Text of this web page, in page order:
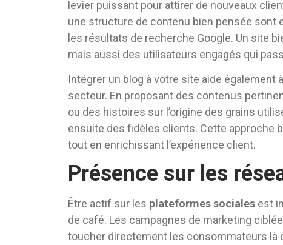
levier puissant pour attirer de nouveaux
une structure de contenu bien pensée sont
les résultats de recherche Google. Un site
mais aussi des utilisateurs engagés qui
Intégrer un blog à votre site aide
secteur. En proposant des contenus
ou des histoires sur l’origine des grains
ensuite des fidèles clients. Cette approche
tout en enrichissant l’expérience client.
Présence sur les
Être actif sur les plateformes sociales est
de café. Les campagnes de marketing
toucher directement les consommateurs là